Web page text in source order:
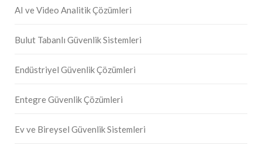
AI ve Video Analitik Çözümleri
Bulut Tabanlı Güvenlik Sistemleri
Endüstriyel Güvenlik Çözümleri
Entegre Güvenlik Çözümleri
Ev ve Bireysel Güvenlik Sistemleri